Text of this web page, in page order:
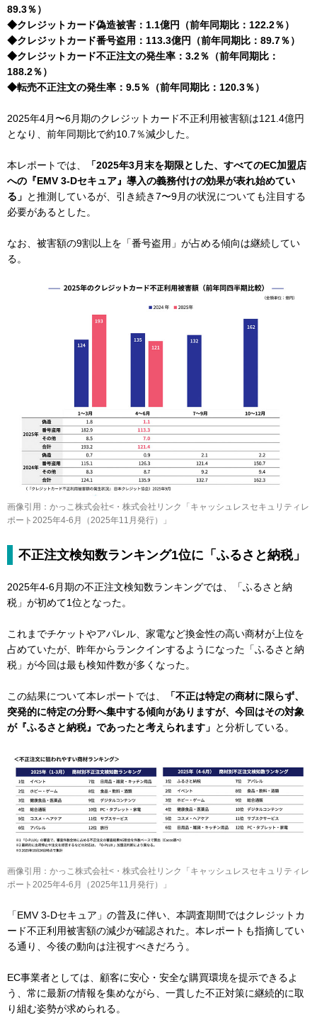
89.3％）
◆クレジットカード偽造被害：1.1億円（前年同期比：122.2％）
◆クレジットカード番号盗用：113.3億円（前年同期比：89.7％）
◆クレジットカード不正注文の発生率：3.2％（前年同期比：
188.2％）
◆転売不正注文の発生率：9.5％（前年同期比：120.3％）
2025年4月〜6月期のクレジットカード不正利用被害額は121.4億円
となり、前年同期比で約10.7％減少した。
本レポートでは、
「2025年3月末を期限とした、すべてのEC加盟店
への『EMV 3-Dセキュア』導入の義務付けの効果が表れ始めてい
る」 と推測しているが、引き続き7〜9月の状況についても注目する
必要があるとした。
なお、被害額の9割以上を「番号盗用」が占める傾向は継続してい
る。
画像引用：かっこ株式会社<・株式会社リンク「キャッシュレスセキュリティレ
ポート2025年4-6月（2025年11月発行）」
不正注文検知数ランキング1位に「ふるさと納税」
2025年4-6月期の不正注文検知数ランキングでは、「ふるさと納
税」が初めて1位となった。
これまでチケットやアパレル、家電など換金性の高い商材が上位を
占めていたが、昨年からランクインするようになった「ふるさと納
税」が今回は最も検知件数が多くなった。
この結果について本レポートでは、
「不正は特定の商材に限らず、
突発的に特定の分野へ集中する傾向がありますが、今回はその対象
が『ふるさと納税』であったと考えられます」 と分析している。
画像引用：かっこ株式会社<・株式会社リンク「キャッシュレスセキュリティレ
ポート2025年4-6月（2025年11月発行）」
「EMV 3-Dセキュア」の普及に伴い、本調査期間ではクレジットカ
ード不正利用被害額の減少が確認された。本レポートも指摘してい
る通り、今後の動向は注視すべきだろう。
EC事業者としては、顧客に安心・安全な購買環境を提示できるよ
う、常に最新の情報を集めながら、一貫した不正対策に継続的に取
り組む姿勢が求められる。